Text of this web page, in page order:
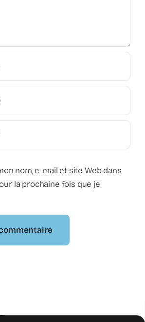
nom, e-mail et site Web dans
la prochaine fois que je